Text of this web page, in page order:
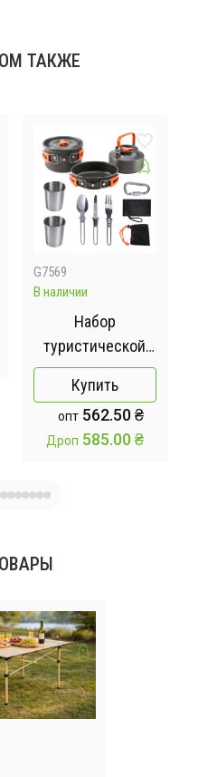
ТАКЖЕ
G7569
В наличии
Набор
туристической
посуды Camping
cooking со
столовыми
приборами 10 в 1
Купить
опт562.50 ₴
Дроп 585.00 ₴